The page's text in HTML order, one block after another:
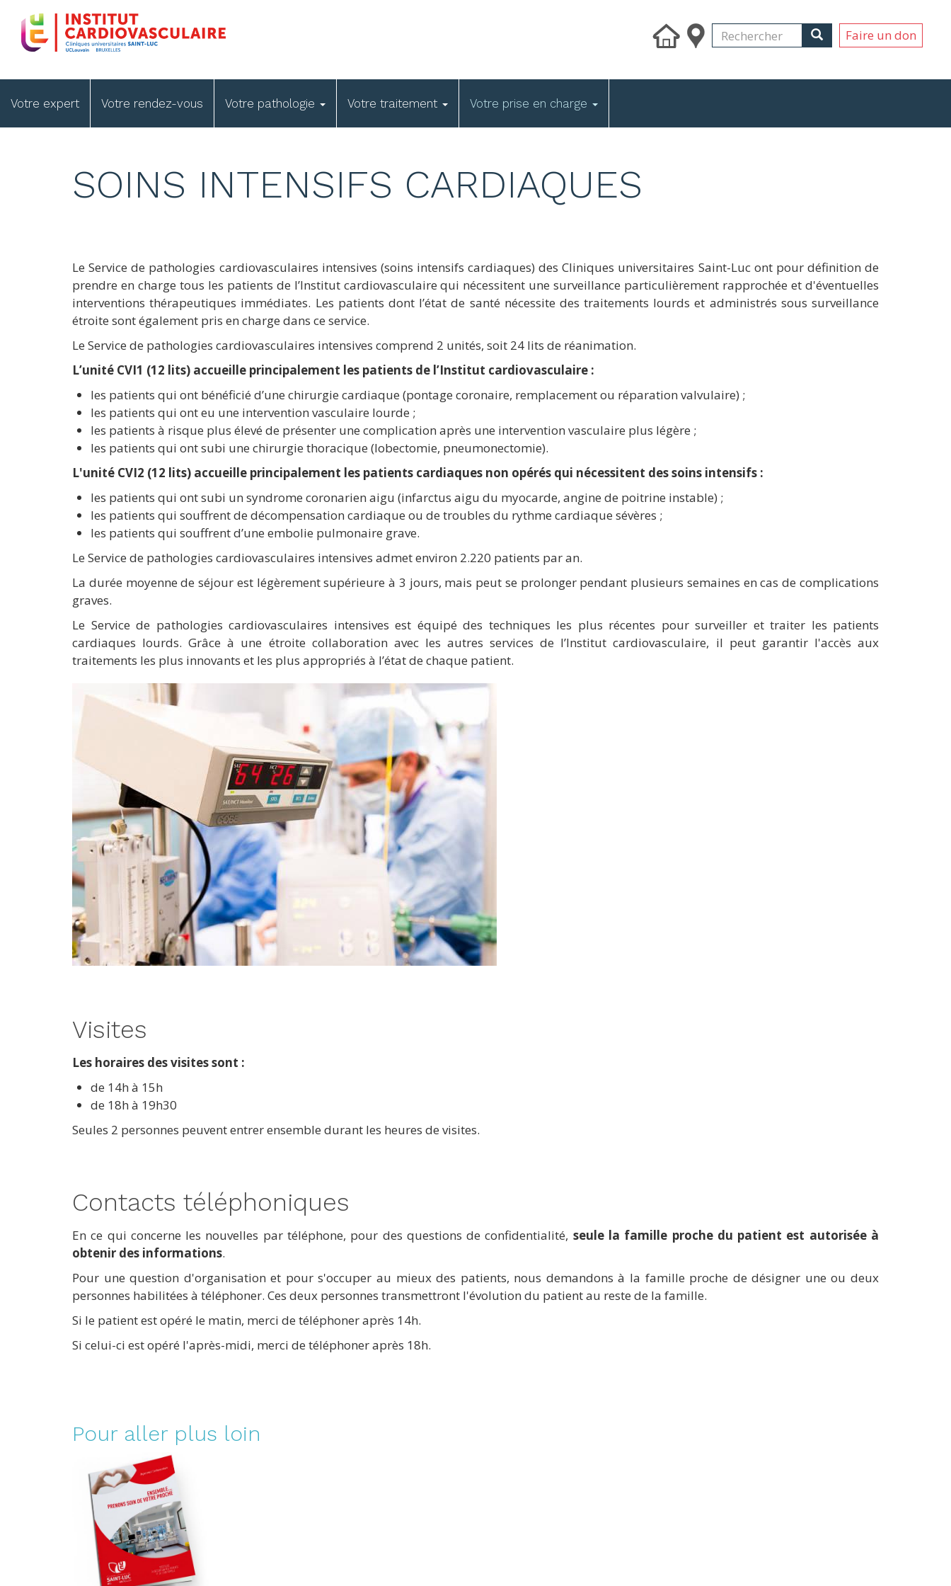
main
Search
Rechercher RechercherFaire un don
Main
navigation
Votre expert Votre rendez-vous Votre pathologie Votre traitement Votre prise en charge
SOINS INTENSIFS CARDIAQUES
Le Service de pathologies cardiovasculaires intensives (soins intensifs cardiaques) des Cliniques universitaires Saint-Luc ont pour définition de
prendre en charge tous les patients de l’Institut cardiovasculaire qui nécessitent une surveillance particulièrement rapprochée et d'éventuelles
interventions thérapeutiques immédiates. Les patients dont l’état de santé nécessite des traitements lourds et administrés sous surveillance
étroite sont également pris en charge dans ce service.
Le Service de pathologies cardiovasculaires intensives comprend 2 unités, soit 24 lits de réanimation.
L’unité CVI1 (12 lits) accueille principalement les patients de l’Institut cardiovasculaire :
les patients qui ont bénéficié d’une chirurgie cardiaque (pontage coronaire, remplacement ou réparation valvulaire) ;
les patients qui ont eu une intervention vasculaire lourde ;
les patients à risque plus élevé de présenter une complication après une intervention vasculaire plus légère ;
les patients qui ont subi une chirurgie thoracique (lobectomie, pneumonectomie).
L'unité CVI2 (12 lits) accueille principalement les patients cardiaques non opérés qui nécessitent des soins intensifs :
les patients qui ont subi un syndrome coronarien aigu (infarctus aigu du myocarde, angine de poitrine instable) ;
les patients qui souffrent de décompensation cardiaque ou de troubles du rythme cardiaque sévères ;
les patients qui souffrent d’une embolie pulmonaire grave.
Le Service de pathologies cardiovasculaires intensives admet environ 2.220 patients par an.
La durée moyenne de séjour est légèrement supérieure à 3 jours, mais peut se prolonger pendant plusieurs semaines en cas de complications
graves.
Le Service de pathologies cardiovasculaires intensives est équipé des techniques les plus récentes pour surveiller et traiter les patients
cardiaques lourds. Grâce à une étroite collaboration avec les autres services de l’Institut cardiovasculaire, il peut garantir l'accès aux
traitements les plus innovants et les plus appropriés à l’état de chaque patient.
Visites
Les horaires des visites sont :
de 14h à 15h
de 18h à 19h30
Seules 2 personnes peuvent entrer ensemble durant les heures de visites.
Contacts téléphoniques
En ce qui concerne les nouvelles par téléphone, pour des questions de confidentialité, seule la famille proche du patient est autorisée à
obtenir des informations.
Pour une question d'organisation et pour s'occuper au mieux des patients, nous demandons à la famille proche de désigner une ou deux
personnes habilitées à téléphoner. Ces deux personnes transmettront l'évolution du patient au reste de la famille.
Si le patient est opéré le matin, merci de téléphoner après 14h.
Si celui-ci est opéré l'après-midi, merci de téléphoner après 18h.
Pour aller plus loin